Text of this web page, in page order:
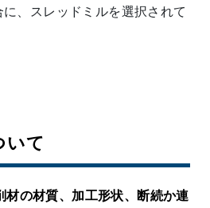
、スレッドミルを選択されて
いて
材の材質、加工形状、断続か連